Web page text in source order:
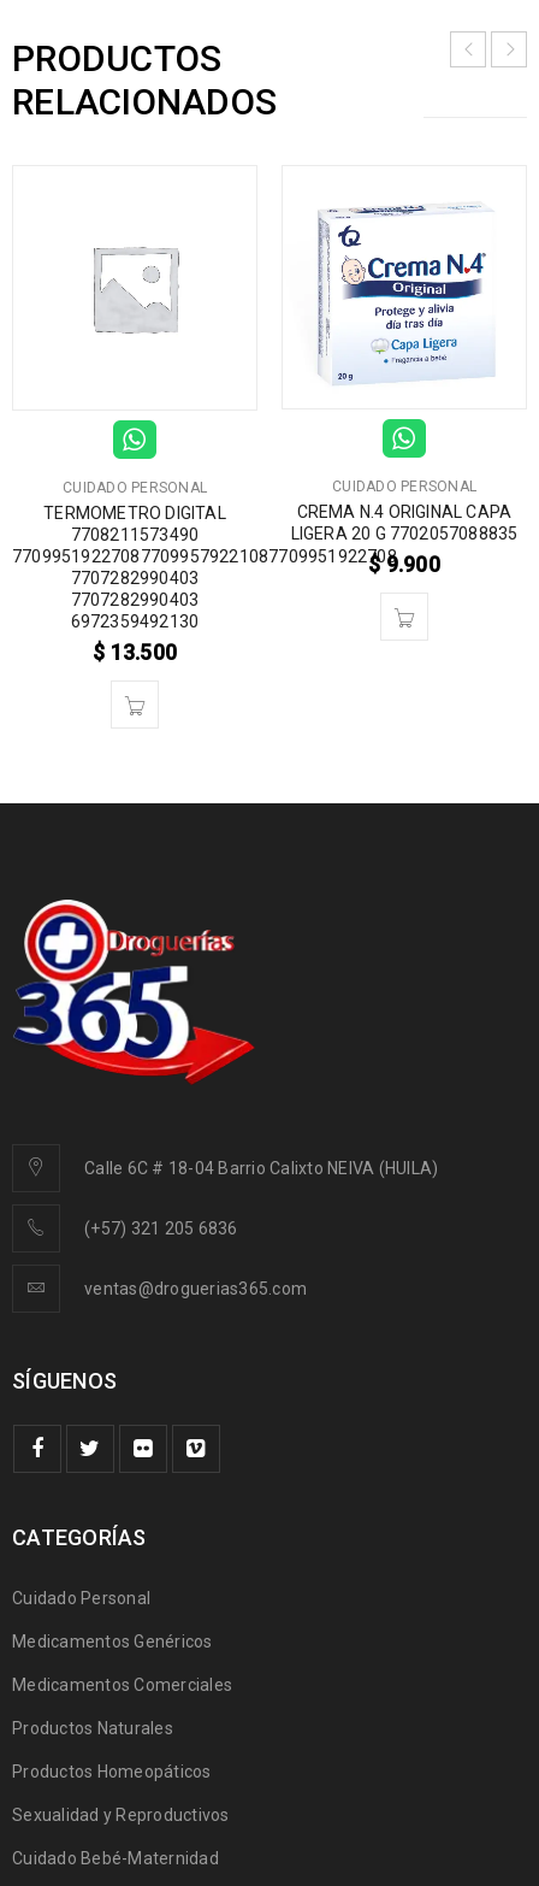
PRODUCTOS
RELACIONADOS
CUIDADO PERSONAL
TERMOMETRO DIGITAL
7708211573490
770995192270877099579221087709951922708
7707282990403
7707282990403
6972359492130
$ 13.500
CUIDADO PERSONAL
CREMA N.4 ORIGINAL CAPA
LIGERA 20 G 7702057088835
$9.900
Calle 6C # 18-04 Barrio Calixto NEIVA (HUILA)
(+57) 321 205 6836
ventas@droguerias365.com
SÍGUENOS
CATEGORÍAS
Cuidado Personal
Medicamentos Genéricos
Medicamentos Comerciales
Productos Naturales
Productos Homeopáticos
Sexualidad y Reproductivos
Cuidado Bebé-Maternidad